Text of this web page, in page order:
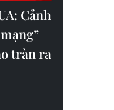
Cảnh
tràn ra